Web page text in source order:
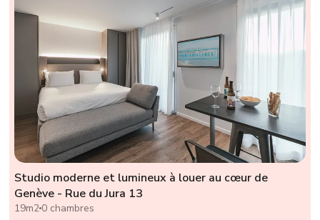
Studio moderne et lumineux à louer au cœur de
Genève - Rue du Jura 13
19m2 0 chambres